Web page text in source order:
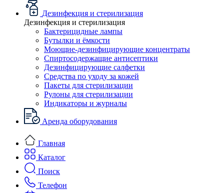
Дезинфекция и стерилизация
Дезинфекция и стерилизация
Бактерицидные лампы
Бутылки и ёмкости
Моющие-дезинфицирующие концентраты
Спиртосодержащие антисептики
Дезинфицирующие салфетки
Средства по уходу за кожей
Пакеты для стерилизации
Рулоны для стерилизации
Индикаторы и журналы
Аренда оборудования
Главная
Каталог
Поиск
Телефон